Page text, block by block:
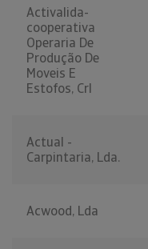
Activalida-
cooperativa
Operaria De
Produção De
Moveis E
Estofos, Crl
Actual -
Carpintaria, Lda.
Acwood, Lda